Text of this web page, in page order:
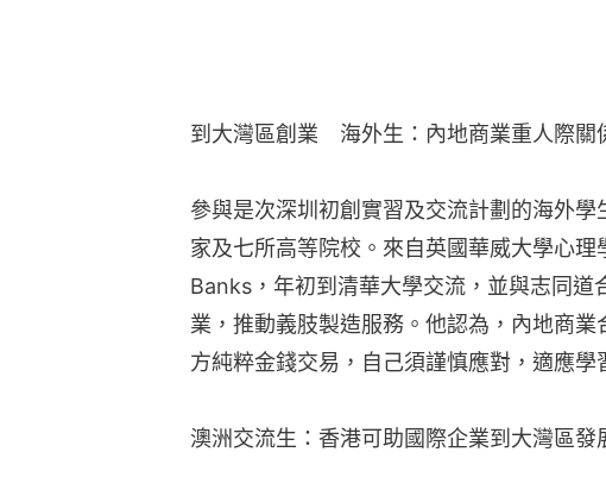
到大灣區創業　海外生：內地商業重人際關
參與是次深圳初創實習及交流計劃的海外
家及七所高等院校。來自英國華威大學心
Banks，年初到清華大學交流，並與志同道
業，推動義肢製造服務。他認為，內地商
方純粹金錢交易，自己須謹慎應對，適應學
澳洲交流生：香港可助國際企業到大灣區發